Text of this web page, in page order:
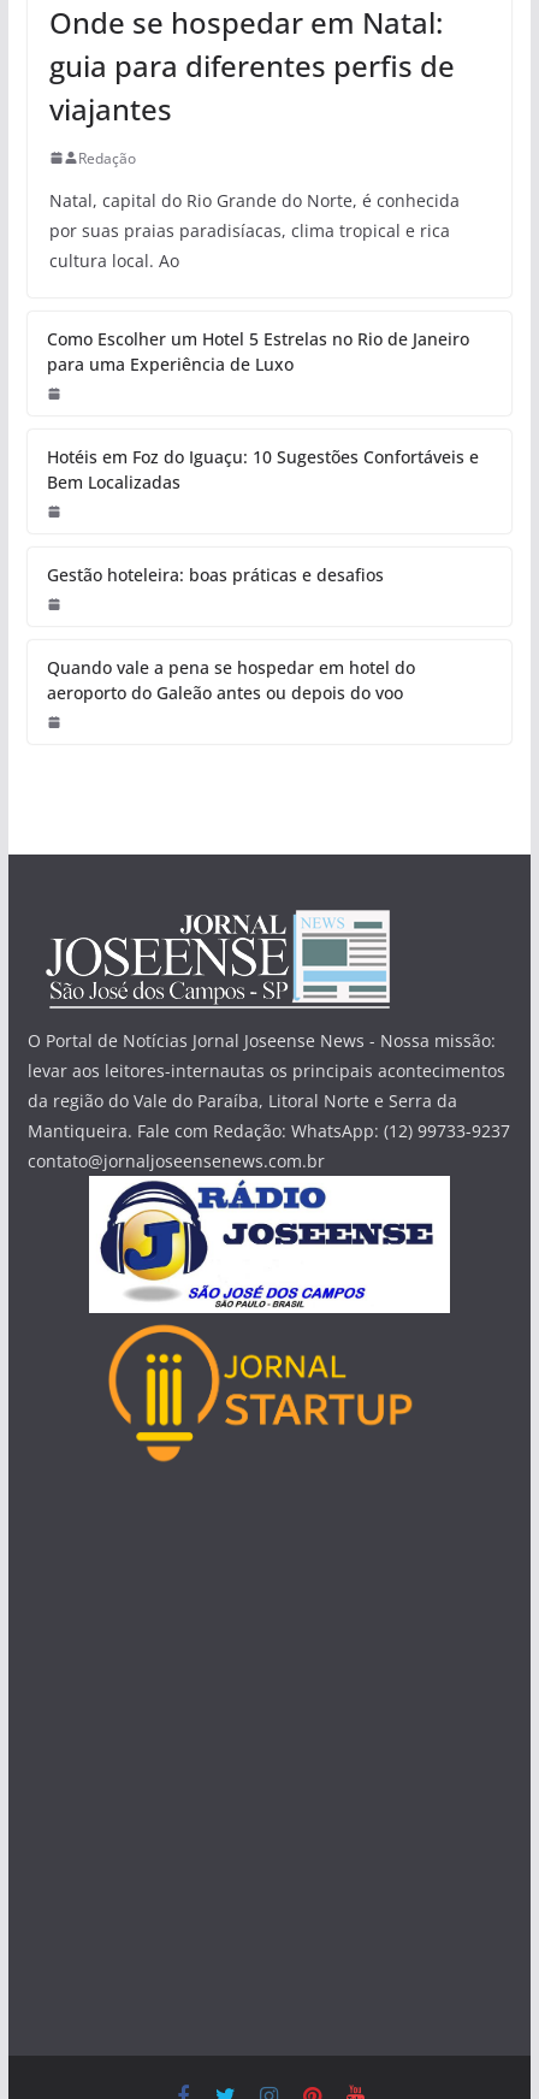
Onde se hospedar em Natal:
guia para diferentes perfis de
viajantes
Redação
Natal, capital do Rio Grande do Norte, é conhecida
por suas praias paradisíacas, clima tropical e rica
cultura local. Ao
Como Escolher um Hotel 5 Estrelas no Rio de Janeiro
para uma Experiência de Luxo
Hotéis em Foz do Iguaçu: 10 Sugestões Confortáveis e
Bem Localizadas
Gestão hoteleira: boas práticas e desafios
Quando vale a pena se hospedar em hotel do
aeroporto do Galeão antes ou depois do voo
O Portal de Notícias Jornal Joseense News - Nossa missão:
levar aos leitores-internautas os principais acontecimentos
da região do Vale do Paraíba, Litoral Norte e Serra da
Mantiqueira. Fale com Redação: WhatsApp: (12) 99733-9237
contato@jornaljoseensenews.com.br